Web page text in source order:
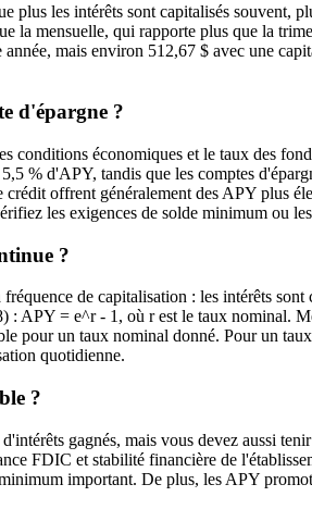
plus les intérêts sont capitalisés souvent,
la mensuelle, qui rapporte plus que la
mais environ 512,67 $ avec une
d'épargne ?
économiques et le taux des
% d'APY, tandis que les comptes
offrent généralement des APY plus
les exigences de solde minimum ou
?
de capitalisation : les intérêts
APY = e^r - 1, où r est le taux nominal.
pour un taux nominal donné. Pour un
quotidienne.
?
gagnés, mais vous devez aussi
FDIC et stabilité financière de
important. De plus, les APY